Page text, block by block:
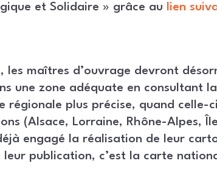
et Solidaire » grâce au lien
maîtres d’ouvrage devront
une zone adéquate en consultant la
régionale plus précise, quand celle-
(Alsace, Lorraine, Rhône-Alpes,
engagé la réalisation de leur
leur publication, c’est la carte